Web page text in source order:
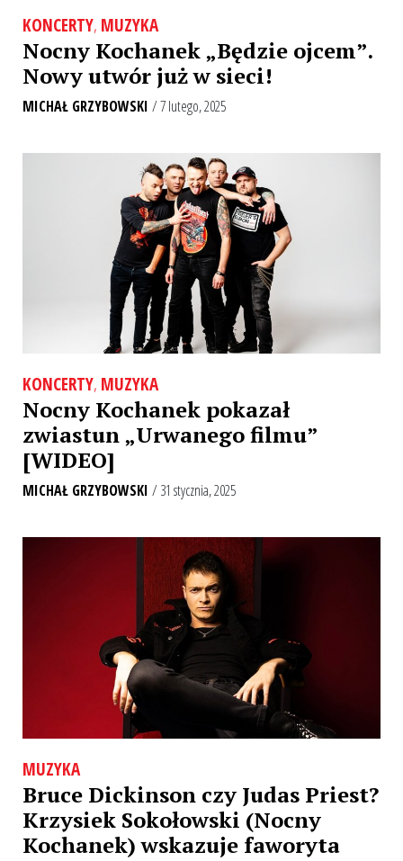
KONCERTY, MUZYKA
Nocny Kochanek „Będzie ojcem”.
Nowy utwór już w sieci!
MICHAŁ GRZYBOWSKI / 7 lutego, 2025
KONCERTY, MUZYKA
Nocny Kochanek pokazał
zwiastun „Urwanego filmu”
[WIDEO]
MICHAŁ GRZYBOWSKI / 31 stycznia, 2025
MUZYKA
Bruce Dickinson czy Judas Priest?
Krzysiek Sokołowski (Nocny
Kochanek) wskazuje faworyta